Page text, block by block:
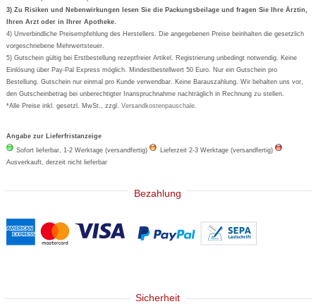
Formoline
Wick
Eucerin
Basica
3) Zu Risiken und Nebenwirkungen lesen Sie die Packungsbeilage und fragen Sie Ihre Ärztin,
Ihren Arzt oder in Ihrer Apotheke.
4) Unverbindliche Preisempfehlung des Herstellers. Die angegebenen Preise beinhalten die gesetzlich
vorgeschriebene Mehrwertsteuer.
5) Gutschein gültig bei Erstbestellung rezeptfreier Artikel. Registrierung unbedingt notwendig. Keine
Einlösung über Pay-Pal Express möglich. Mindestbestellwert 50 Euro. Nur ein Gutschein pro
Bestellung. Gutschein nur einmal pro Kunde verwendbar. Keine Barauszahlung. Wir behalten uns vor,
den Gutscheinbetrag bei unberechtigter Inanspruchnahme nachträglich in Rechnung zu stellen.
*Alle Preise inkl. gesetzl. MwSt., zzgl.Versandkostenpauschale.
Angabe zur Lieferfristanzeige
Sofort lieferbar, 1-2 Werktage (versandfertig)
Lieferzeit 2-3 Werktage (versandfertig)
Ausverkauft, derzeit nicht lieferbar
Bezahlung
Sicherheit